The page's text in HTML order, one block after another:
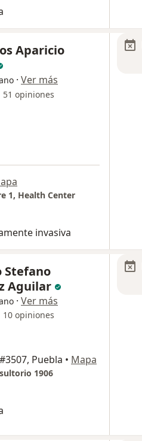
Aparicio
· Ver más
51 opiniones
1, Health Center
invasiva
Stefano
Aguilar
· Ver más
10 opiniones
Puebla • Mapa
1906